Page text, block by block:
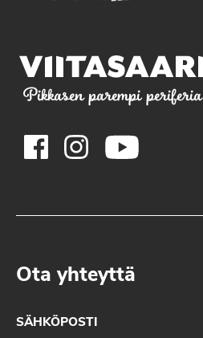
Pikkasen parempi periferia
Ota yhteyttä
SÄHKÖPOSTI